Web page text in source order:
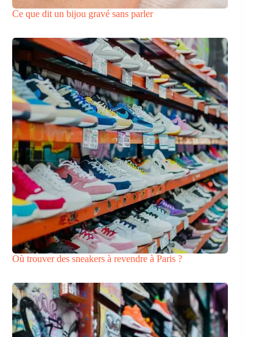
Ce que dit un bijou gravé sans parler
Où trouver des sneakers à revendre à Paris ?